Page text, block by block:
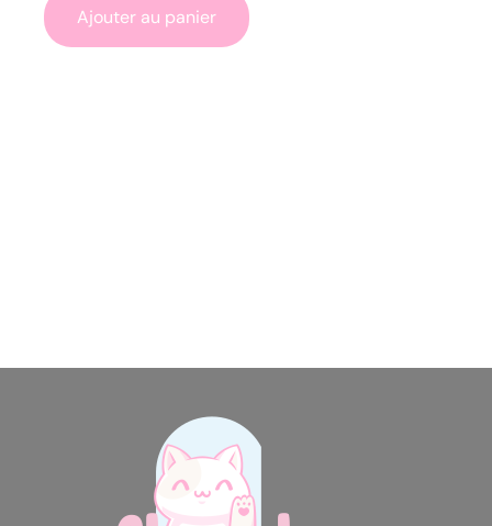
Ajouter au panier